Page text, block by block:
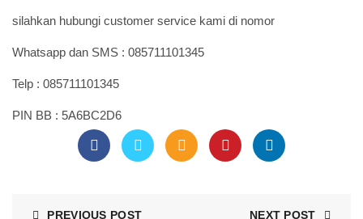
silahkan hubungi customer service kami di nomor
Whatsapp dan SMS : 085711101345
Telp : 085711101345
PIN BB : 5A6BC2D6
PREVIOUS POST NEXT POST